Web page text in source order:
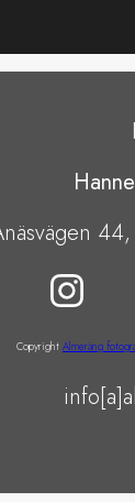
Copyright Almeräng